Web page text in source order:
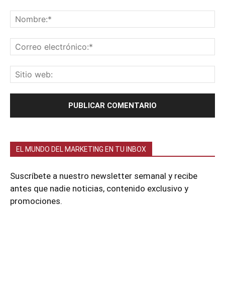
EL MUNDO DEL MARKETING EN TU INBOX
Suscríbete a nuestro newsletter semanal y recibe
antes que nadie noticias, contenido exclusivo y
promociones.